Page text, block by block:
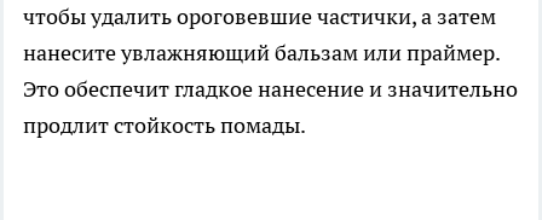
чтобы удалить ороговевшие частички, а затем
нанесите увлажняющий бальзам или праймер.
Это обеспечит гладкое нанесение и значительно
продлит стойкость помады.